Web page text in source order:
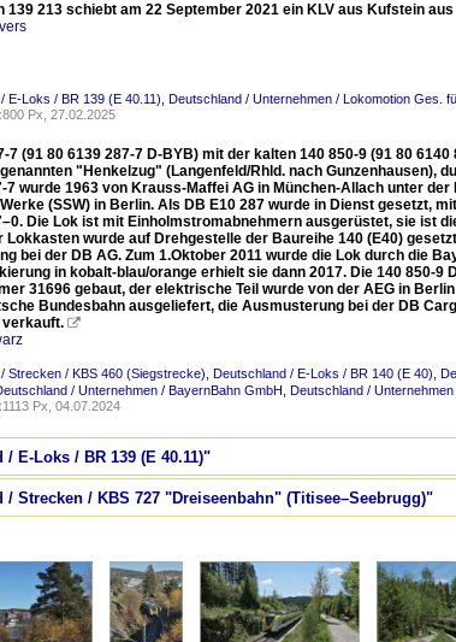
139 213 schiebt am 22 September 2021 ein KLV aus Kufstein
E-Loks / BR 139 (E 40.11) Deutschland / Unternehmen / Lokomotion Ges.
Px, 27.02.2025
7 (91 80 6139 287-7 D-BYB) mit der kalten 140 850-9 (91 80
"Henkelzug" (Langenfeld/Rhld. nach Gunzenhausen),
7 wurde 1963 von Krauss-Maffei AG in München-Allach unter
(SSW) in Berlin. Als DB E10 287 wurde in Dienst gesetzt,
Die Lok ist mit Einholmstromabnehmern ausgerüstet, sie ist
Lokkasten wurde auf Drehgestelle der Baureihe 140 (E40)
bei der DB AG. Zum 1.Oktober 2011 wurde die Lok durch die
in kobalt-blau/orange erhielt sie dann 2017. Die 140 850-
31696 gebaut, der elektrische Teil wurde von der AEG in
Bundesbahn ausgeliefert, die Ausmusterung bei der DB
verkauft. 
Strecken / KBS 460 (Siegstrecke) Deutschland / E-Loks / BR 140 (E 40)
/ Unternehmen / BayernBahn GmbH Deutschland /
Px, 04.07.2024
E-Loks / BR 139 (E 40.11)"
Strecken / KBS 727 "Dreiseenbahn" (Titisee–Seebrugg)"